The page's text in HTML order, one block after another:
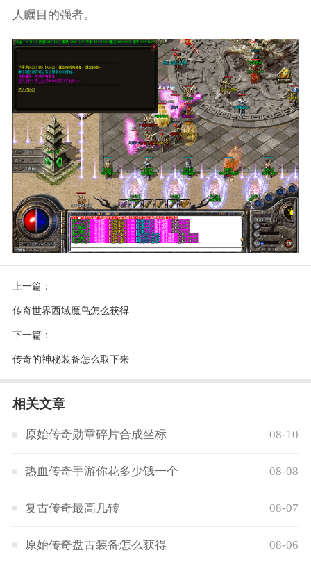
人瞩目的强者。
上一篇：
传奇世界西域魔鸟怎么获得
下一篇：
传奇的神秘装备怎么取下来
相关文章
原始传奇勋章碎片合成坐标 08-10
热血传奇手游你花多少钱一个 08-08
复古传奇最高几转 08-07
原始传奇盘古装备怎么获得 08-06